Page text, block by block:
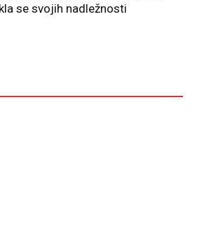
se svojih nadležnosti